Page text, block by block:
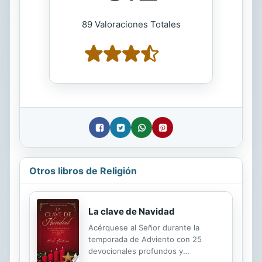
89 Valoraciones Totales
Otros libros de Religión
La clave de Navidad
Acérquese al Señor durante la
temporada de Adviento con 25
devocionales profundos y